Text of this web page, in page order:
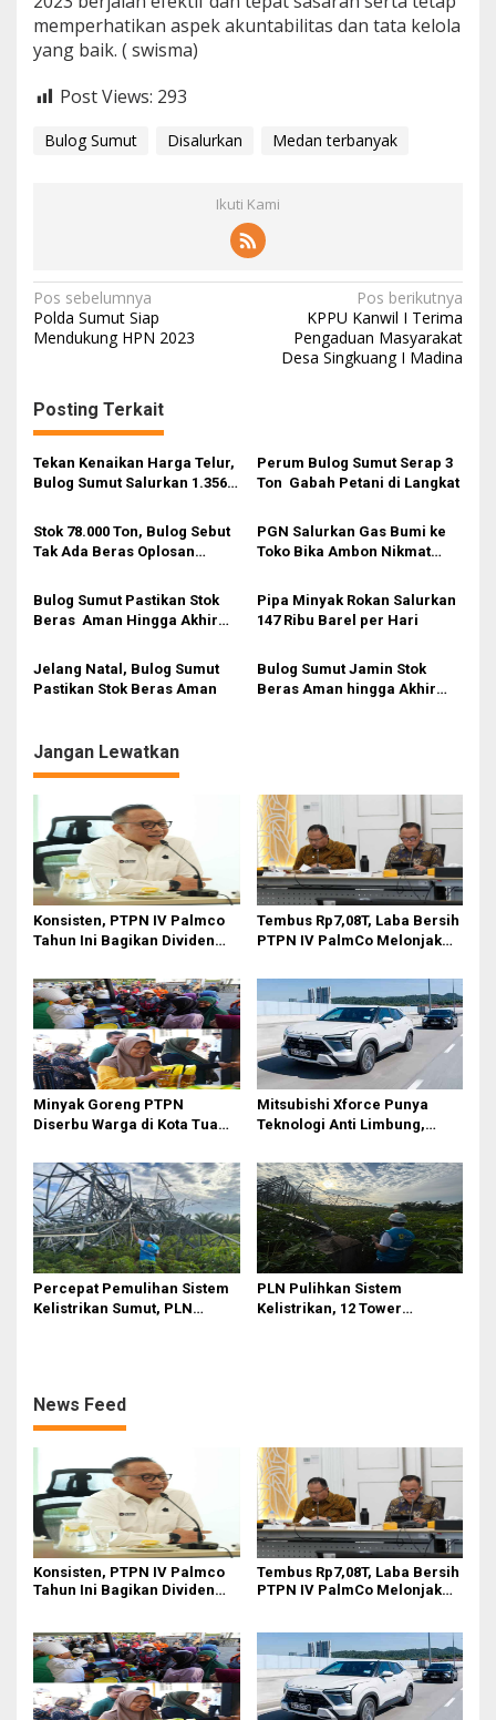
memperhatikan aspek akuntabilitas dan tata kelola
yang baik. ( swisma)
Post Views: 293
Bulog Sumut Disalurkan Medan terbanyak
Ikuti Kami
N
a
i
g
a
s
i
p
s
Pos sebelumnya
Polda Sumut Siap
Mendukung HPN 2023
Pos berikutnya
KPPU Kanwil I Terima
Pengaduan Masyarakat
Desa Singkuang I Madina
Posting Terkait
Tekan Kenaikan Harga Telur,
Bulog Sumut Salurkan 1.356
Perum Bulog Sumut Serap 3
Ton Gabah Petani di Langkat
Stok 78.000 Ton, Bulog Sebut
Tak Ada Beras Oplosan
PGN Salurkan Gas Bumi ke
Toko Bika Ambon Nikmat
Bulog Sumut Pastikan Stok
Beras Aman Hingga Akhir
Pipa Minyak Rokan Salurkan
147 Ribu Barel per Hari
Jelang Natal, Bulog Sumut
Pastikan Stok Beras Aman
Bulog Sumut Jamin Stok
Beras Aman hingga Akhir
Jangan Lewatkan
Konsisten, PTPN IV Palmco
Tahun Ini Bagikan Dividen
Tembus Rp7,08T, Laba Bersih
PTPN IV PalmCo Melonjak
Ditopang Produksi dan
Efisiensi
Minyak Goreng PTPN
Diserbu Warga di Kota Tua
Mitsubishi Xforce Punya
Teknologi Anti Limbung,
Percepat Pemulihan Sistem
Kelistrikan Sumut, PLN
PLN Pulihkan Sistem
Kelistrikan, 12 Tower
News Feed
Konsisten, PTPN IV Palmco
Tahun Ini Bagikan Dividen
Tembus Rp7,08T, Laba Bersih
PTPN IV PalmCo Melonjak
Efisiensi